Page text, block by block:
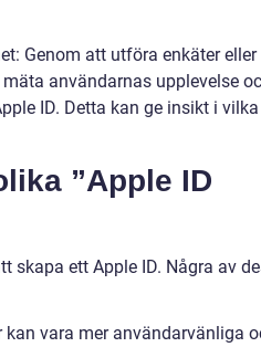
Genom att utföra enkäter eller
användarnas upplevelse
ID. Detta kan ge insikt i
”Apple ID
skapa ett Apple ID. Några av
kan vara mer användarvänliga